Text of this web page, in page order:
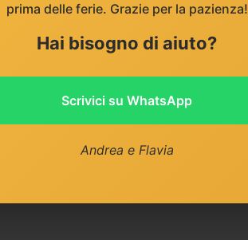
prima delle ferie. Grazie per la pazienza!
Hai bisogno di aiuto?
Scrivici su WhatsApp
Andrea e Flavia